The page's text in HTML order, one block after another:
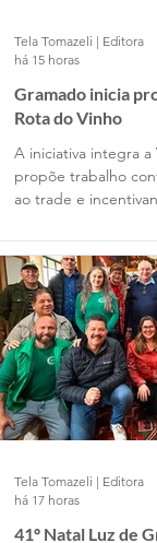
Gramado inicia
Rota do Vinho
A iniciativa integra a
propõe trabalho
ao trade e
Tela Tomazeli | Editora
há 15 horas
41º Natal Luz de
Tela Tomazeli | Editora
há 17 horas